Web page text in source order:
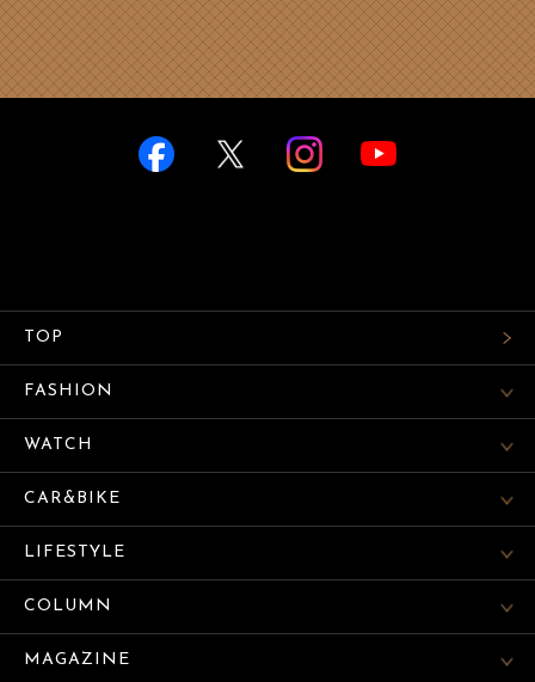
TOP
FASHION
WATCH
CAR&BIKE
LIFESTYLE
COLUMN
MAGAZINE